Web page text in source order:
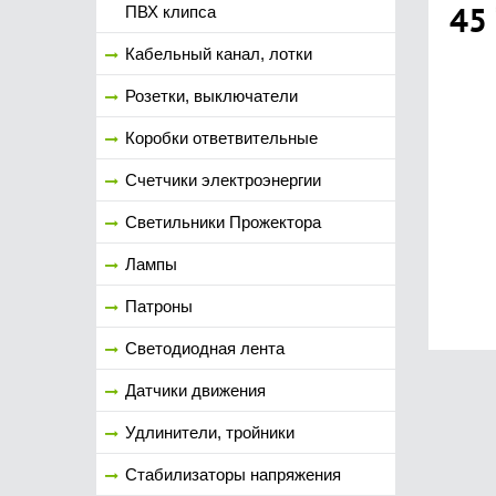
ПВХ клипса
Кабельный канал, лотки
Розетки, выключатели
Коробки ответвительные
Счетчики электроэнергии
Светильники Прожектора
Лампы
Патроны
Светодиодная лента
Датчики движения
Удлинители, тройники
Стабилизаторы напряжения
45